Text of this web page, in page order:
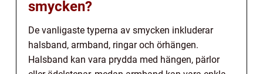
smycken?
De vanligaste typerna av smycken inkluderar
halsband, armband, ringar och örhängen.
Halsband kan vara prydda med hängen, pärlor